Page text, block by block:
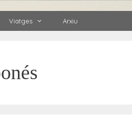
Viatges Arxiu